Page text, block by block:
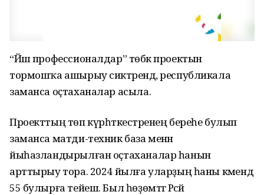
“Йәш профессионалдар” төбәк проектын
тормошҡа ашырыу сиктәрендә, республикала
заманса оҫтаханалар асыла.
Проекттың төп күрһәткестәренең береһе булып
заманса матди-техник база менән
йыһазландырылған оҫтаханалар һанын
арттырыу тора. 2024 йылға уларҙың һаны кәмендә
55 булырға тейеш. Был һөҙөмтәгә Рәсәй